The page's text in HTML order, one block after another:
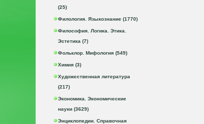
(25)
Филология. Языкознание (1770)
Философия. Логика. Этика.
Эстетика (7)
Фольклор. Мифология (549)
Химия (3)
Художественная литература
(217)
Экономика. Экономические
науки (3629)
Энциклопедии. Справочная